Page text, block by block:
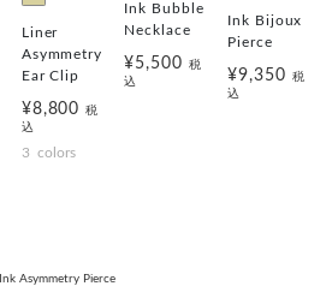
Liner
Asymmetry
Ear Clip
¥8,800税
込
3 colors
Ink Bubble
Necklace
¥5,500 税
込
Ink Bijoux
Pierce
¥9,350 税
込
Ink Asymmetry Pierce